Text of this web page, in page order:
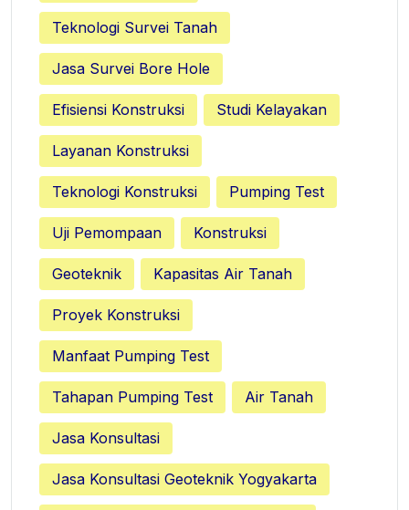
Teknologi Survei Tanah
Jasa Survei Bore Hole
Efisiensi Konstruksi Studi Kelayakan
Layanan Konstruksi
Teknologi Konstruksi Pumping Test
Uji Pemompaan Konstruksi
Geoteknik Kapasitas Air Tanah
Proyek Konstruksi
Manfaat Pumping Test
Tahapan Pumping Test Air Tanah
Jasa Konsultasi
Jasa Konsultasi Geoteknik Yogyakarta